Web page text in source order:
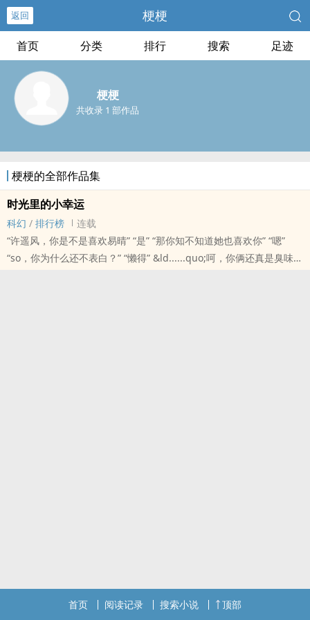
返回 梗梗
首页 分类 排行 搜索 足迹
梗梗
共收录 1 部作品
梗梗的全部作品集
时光里的小幸运
科幻 / 排行榜
连载
“许遥风，你是不是喜欢易晴” “是” “那你知不知道她也喜欢你” “嗯”
“so，你为什么还不表白？” “懒得” &ld......quo;呵，你俩还真是臭味相
首页 阅读记录 搜索小说 顶部